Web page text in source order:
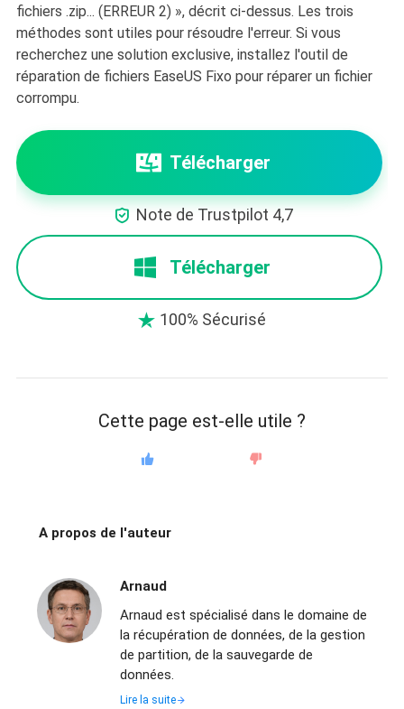
fichiers .zip... (ERREUR 2) », décrit ci-dessus. Les trois
méthodes sont utiles pour résoudre l'erreur. Si vous
recherchez une solution exclusive, installez l'outil de
réparation de fichiers EaseUS Fixo pour réparer un fichier
corrompu.
Télécharger
 Note de Trustpilot 4,7
Télécharger
 100% Sécurisé
Cette page est-elle utile ?
A propos de l'auteur
Arnaud
Arnaud est spécialisé dans le domaine de
la récupération de données, de la gestion
de partition, de la sauvegarde de
données.
Lire la suite